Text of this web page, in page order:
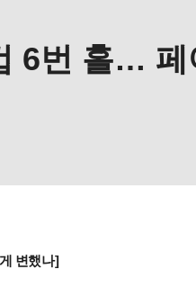
6번 홀…
변했나]